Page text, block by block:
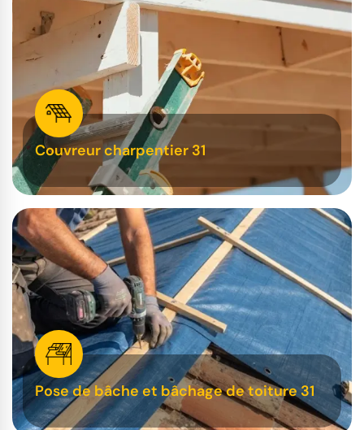
Couvreur charpentier 31
Pose de bâche et bâchage de toiture 31